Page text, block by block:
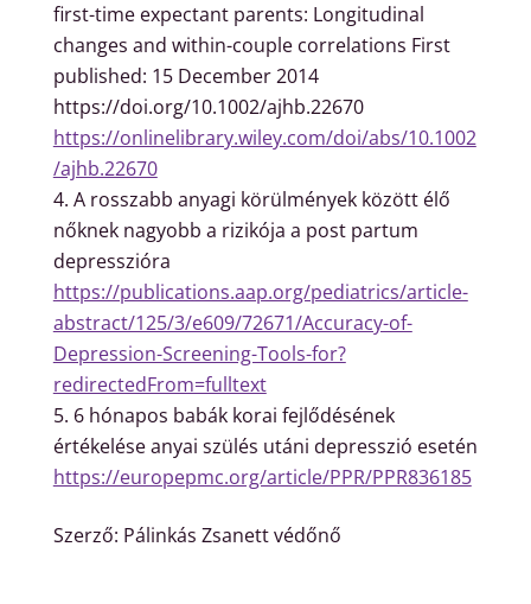
first-time expectant parents: Longitudinal
changes and within-couple correlations First
published: 15 December 2014
https://doi.org/10.1002/ajhb.22670
https://onlinelibrary.wiley.com/doi/abs/10.1002
/ajhb.22670
A rosszabb anyagi körülmények között élő
nőknek nagyobb a rizikója a post partum
depresszióra
https://publications.aap.org/pediatrics/article-
abstract/125/3/e609/72671/Accuracy-of-
Depression-Screening-Tools-for?
redirectedFrom=fulltext
6 hónapos babák korai fejlődésének
értékelése anyai szülés utáni depresszió esetén
https://europepmc.org/article/PPR/PPR836185
Szerző: Pálinkás Zsanett védőnő